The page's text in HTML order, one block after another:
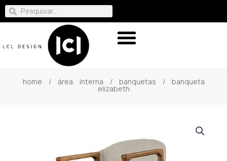
home / área interna / banquetas / banqueta
elizabeth